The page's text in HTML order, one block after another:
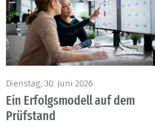
Dienstag, 30. Juni 2026
Ein Erfolgsmodell auf dem
Prüfstand